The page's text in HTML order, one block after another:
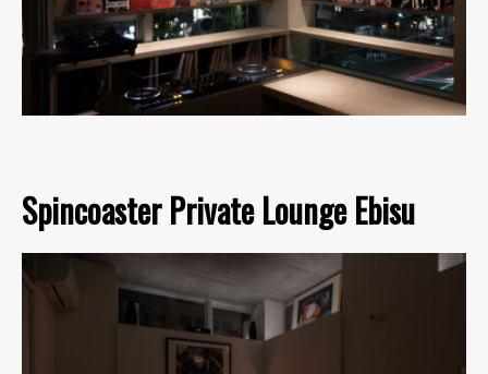
Spincoaster Private Lounge Ebisu